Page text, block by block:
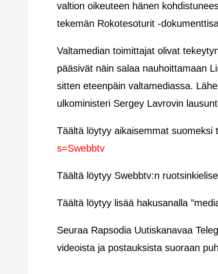
valtion oikeuteen hänen
tekemän Rokotesoturit -
Valtamedian toimittajat olivat
pääsivät näin salaa nauhoittamaan
sitten eteenpäin valtamediassa.
ulkoministeri Sergey Lavrovin
Täältä löytyy aikaisemmat
s=Swebbtv
Täältä löytyy Swebbtv:n
Täältä löytyy lisää hakusanalla
Seuraa Rapsodia Uutiskanavaa
videoista ja postauksista suoraan